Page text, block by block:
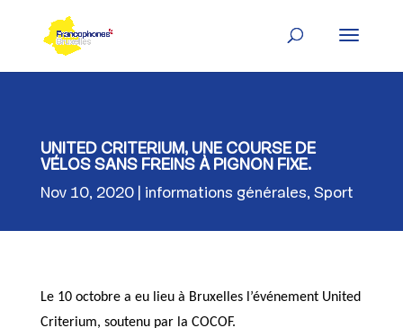
content
UNITED CRITERIUM, UNE COURSE DE
VÉLOS SANS FREINS À PIGNON FIXE.
Nov 10, 2020 informations générales, Sport
Le 10 octobre a eu lieu à Bruxelles l’événement United
Criterium, soutenu par la COCOF.